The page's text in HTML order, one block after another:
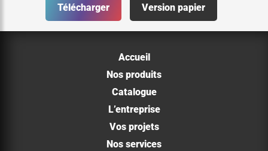
Télécharger Version papier
Accueil
Nos produits
Catalogue
L’entreprise
Vos projets
Nos services